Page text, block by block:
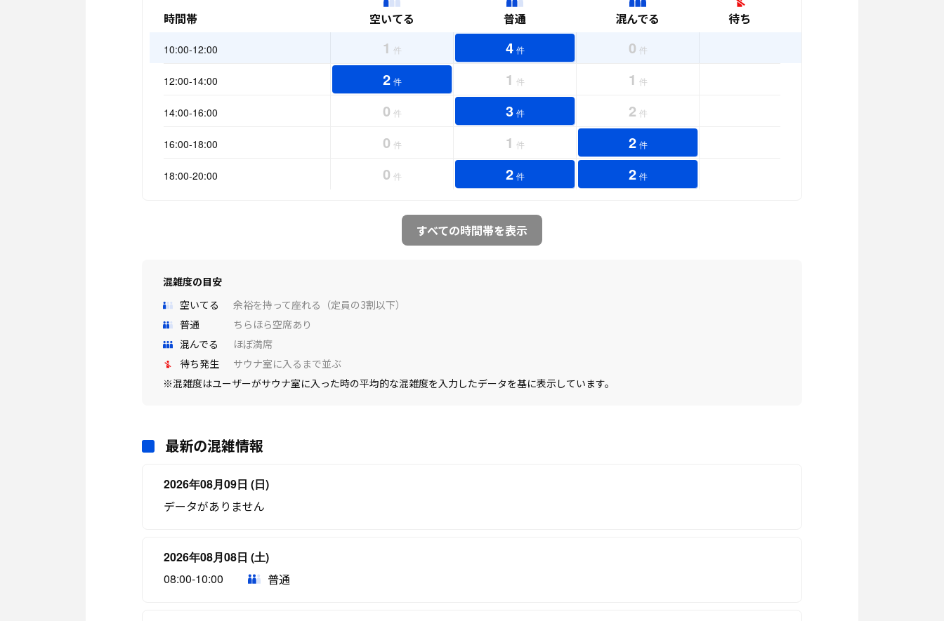
時間帯 空いてる 普通 混んでる 待ち
10:00-12:00 1 件 4 件 0 件
12:00-14:00 2 件 1 件 1 件
14:00-16:00 0 件 3 件 2 件
16:00-18:00 0 件 1 件 2 件
18:00-20:00 0 件 2 件 2 件
すべての時間帯を表示
混雑度の目安
空いてる
余裕を持って座れる（定員の3割以下）
普通
ちらほら空席あり
混んでる
ほぼ満席
待ち発生
サウナ室に入るまで並ぶ
※混雑度はユーザーがサウナ室に入った時の平均的な混雑度を入力したデータを基に表示しています。
最新の混雑情報
2026年08月09日 (日)
データがありません
2026年08月08日 (土)
08:00-10:00
普通